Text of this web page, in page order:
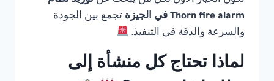
Thorn fire alarm في الجيزة
تجمع بين الجودة
والسرعة والدقة في التنفيذ.
لماذا تحتاج كل منشأة إلى